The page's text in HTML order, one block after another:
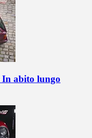
abito lungo